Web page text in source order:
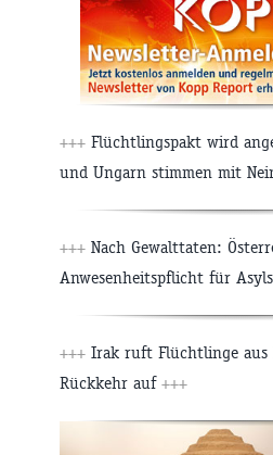
+++ Flüchtlingspakt wird
und Ungarn stimmen mit
+++ Nach Gewalttaten:
Anwesenheitspflicht für
+++ Irak ruft Flüchtlinge aus
Rückkehr auf +++